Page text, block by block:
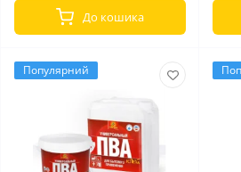
До кошика
Популярний